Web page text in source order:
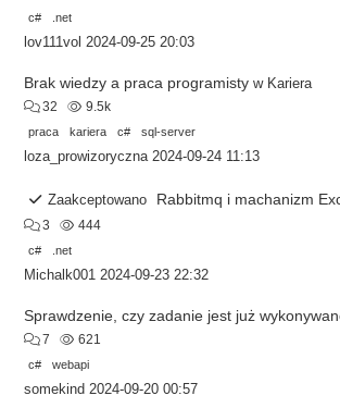
c#
.net
lov111vol 2024-09-25 20:03
Brak wiedzy a praca programisty w Kariera
32
9.5k
praca
kariera c# sql-server
loza_prowizoryczna 2024-09-24 11:13
Zaakceptowano Rabbitmq i machanizm Exchange w
3
444
c#
.net
Michalk001 2024-09-23 22:32
Sprawdzenie, czy zadanie jest już
7
621
c#
webapi
somekind 2024-09-20 00:57